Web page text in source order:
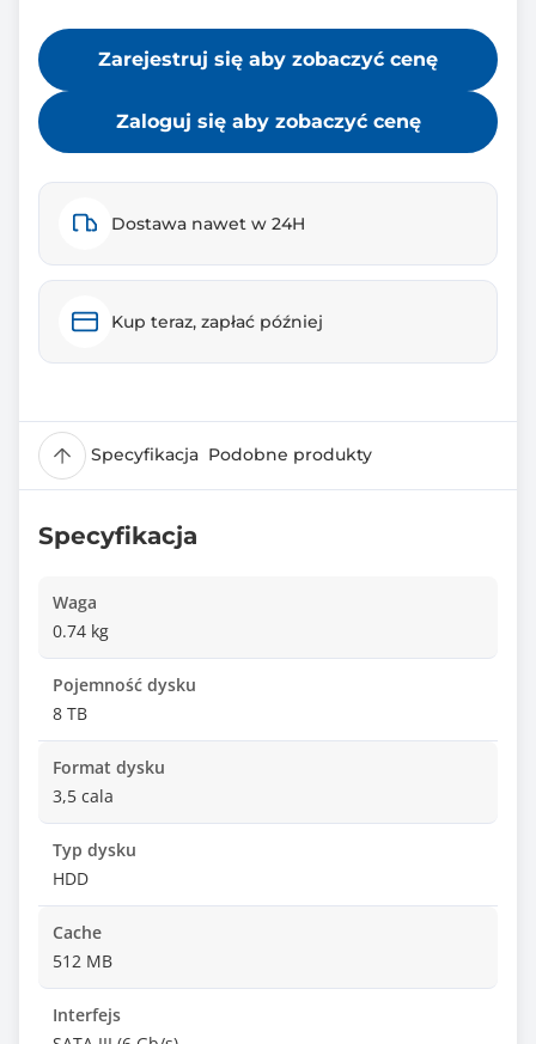
Zarejestruj się aby zobaczyć cenę
Zaloguj się aby zobaczyć cenę
Dostawa nawet w 24H
Kup teraz, zapłać później
Specyfikacja Podobne produkty
Specyfikacja
Waga
0.74 kg
Pojemność dysku
8 TB
Format dysku
3,5 cala
Typ dysku
HDD
Cache
512 MB
Interfejs